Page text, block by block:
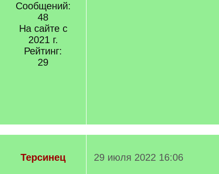
Сообщений:
48
На сайте с
2021 г.
Рейтинг:
29
Терсинец 29 июля 2022 16:06